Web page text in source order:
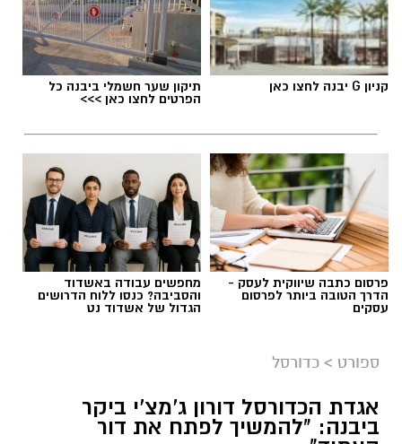
קניון G יבנה לחצו כאן תיקון שער חשמלי ביבנה כל
הפרטים לחצו כאן >>>
פרסום כתבה שיווקית לעסק -
הדרך הטובה ביותר לפרסום
עסקים
מחפשים עבודה באשדוד
והסביבה? כנסו ללוח הדרושים
הגדול של אשדוד נט
ספורט > כדורסל
אגדת הכדורסל דורון ג'מצ'י ביקר
ביבנה: "להמשיך לפתח את דור